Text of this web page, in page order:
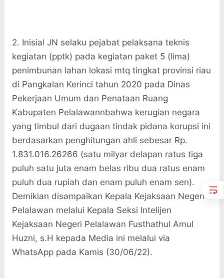
2. Inisial JN selaku pejabat pelaksana teknis
kegiatan (pptk) pada kegiatan paket 5 (lima)
penimbunan lahan lokasi mtq tingkat provinsi riau
di Pangkalan Kerinci tahun 2020 pada Dinas
Pekerjaan Umum dan Penataan Ruang
Kabupaten Pelalawannbahwa kerugian negara
yang timbul dari dugaan tindak pidana korupsi ini
berdasarkan penghitungan ahli sebesar Rp.
1.831.016.26266 (satu milyar delapan ratus tiga
puluh satu juta enam belas ribu dua ratus enam
puluh dua rupiah dan enam puluh enam sen).
Demikian disampaikan Kepala Kejaksaan Negeri
Pelalawan melalui Kepala Seksi Intelijen
Kejaksaan Negeri Pelalawan Fusthathul Amul
Huzni, s.H kepada Media ini melalui via
WhatsApp pada Kamis (30/06/22).